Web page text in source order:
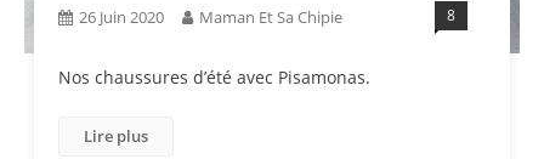
26 Juin 2020 Maman Et Sa Chipie 8
Nos chaussures d’été avec Pisamonas.
Lire plus